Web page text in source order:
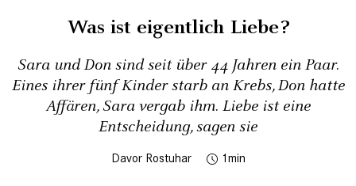
Was ist eigentlich Liebe?
Sara und Don sind seit über 44 Jahren ein Paar.
Eines ihrer fünf Kinder starb an Krebs, Don hatte
Affären, Sara vergab ihm. Liebe ist eine
Entscheidung, sagen sie
Davor Rostuhar 1